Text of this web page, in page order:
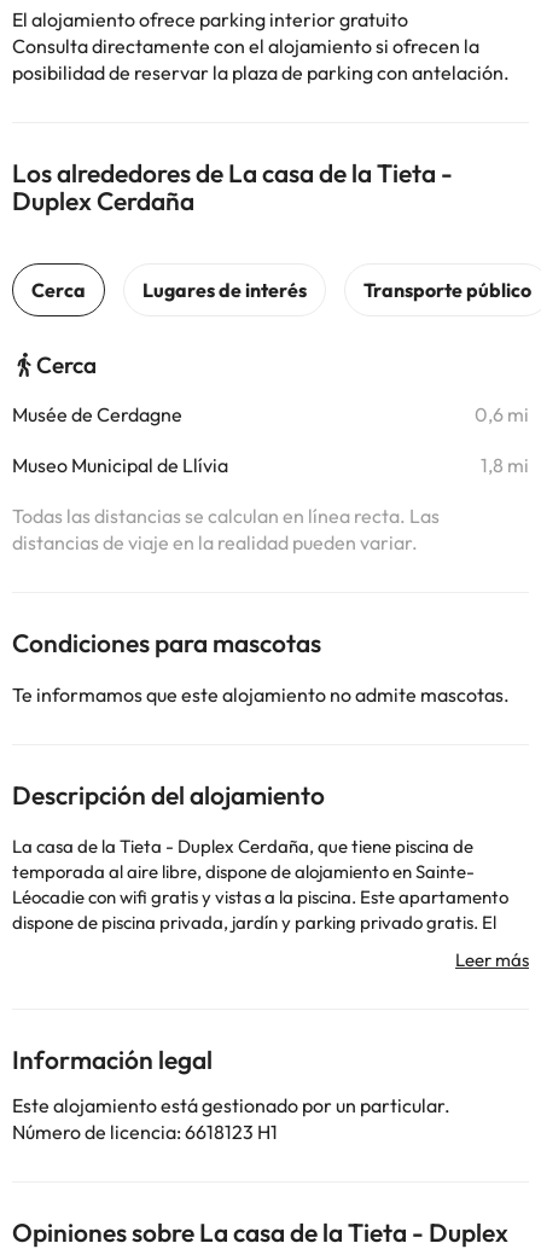
El alojamiento ofrece parking interior gratuito
Consulta directamente con el alojamiento si ofrecen la
posibilidad de reservar la plaza de parking con antelación.
Los alrededores de La casa de la Tieta -
Duplex Cerdaña
Cerca
Musée de Cerdagne 0,6 mi
Museo Municipal de Llívia 1,8 mi
Todas las distancias se calculan en línea recta. Las
distancias de viaje en la realidad pueden variar.
Condiciones para mascotas
Te informamos que este alojamiento no admite mascotas.
Descripción del alojamiento
La casa de la Tieta - Duplex Cerdaña, que tiene piscina de
temporada al aire libre, dispone de alojamiento en Sainte-
Léocadie con wifi gratis y vistas a la piscina. Este apartamento
dispone de piscina privada, jardín y parking privado gratis. El
apartamento cuenta con balcón y vistas a la montaña, y tiene 4
dormitorios, una sala de estar, TV de pantalla plana, una cocina
Golf de Cerdaña está a 6,6 km del alojamiento, y Museo
Municipal de Llívia está a 7,3 km.
En este alojamiento no se pueden celebrar despedidas de soltero
o soltera ni fiestas similares. Informa a con antelación de tu hora
aparecen en la confirmación de la reserva.
Información legal
Este alojamiento está gestionado por un particular.
Número de licencia: 6618123 H1
Opiniones sobre La casa de la Tieta - Duplex